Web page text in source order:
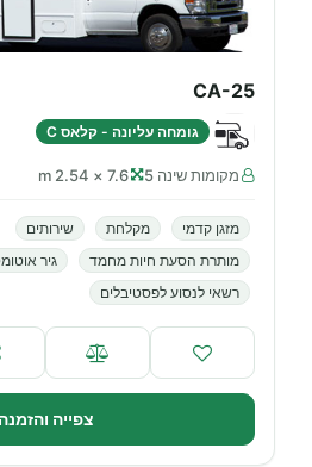
CA-25
גומחה עליונה - קלאס C
מקומות שינה 5 7.6 × 2.54 m
מזגן קדמי מקלחת
שירותים
מותרת הסעת חיות מחמד
גיר
רשאי לנסוע לפסטיבלים
צפייה והזמנה